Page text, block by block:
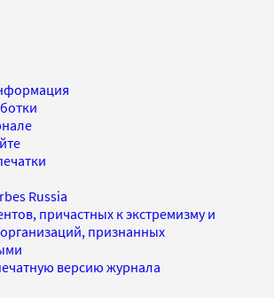
Russia
причастных к экстремизму и
признанных
версию журнала